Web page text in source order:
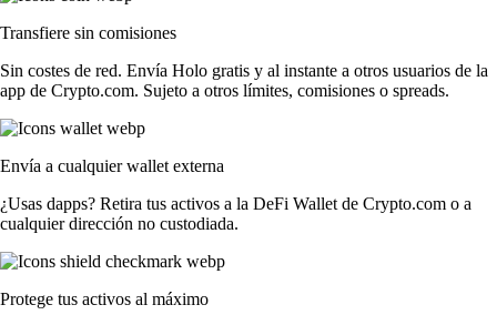
Transfiere sin comisiones
Sin costes de red. Envía Holo gratis y al instante a otros usuarios de la
app de Crypto.com. Sujeto a otros límites, comisiones o spreads.
Envía a cualquier wallet externa
¿Usas dapps? Retira tus activos a la DeFi Wallet de Crypto.com o a
cualquier dirección no custodiada.
Protege tus activos al máximo